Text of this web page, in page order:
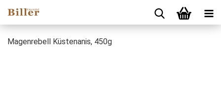
Magenrebell Küstenanis, 450g